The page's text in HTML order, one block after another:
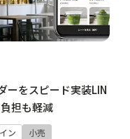
ーをスピード実装LIN
担も軽減
ン 小売